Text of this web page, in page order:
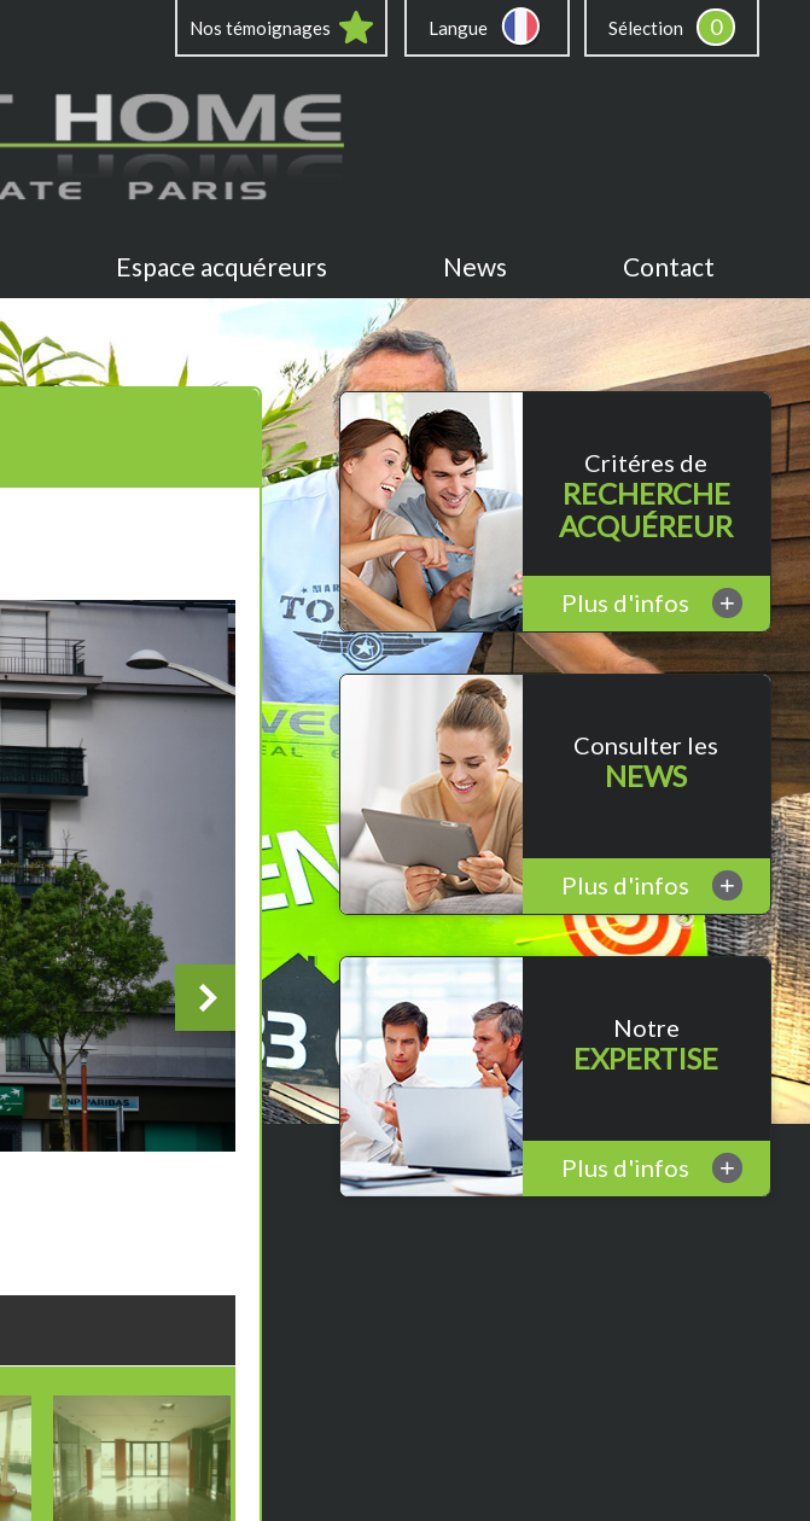
Sélection 0
Langue
Nos témoignages
Espace acquéreurs News Contact
Critéres de
RECHERCHE
ACQUÉREUR
Plus d'infos +
Consulter les
NEWS
Plus d'infos +
Notre
EXPERTISE
Plus d'infos +